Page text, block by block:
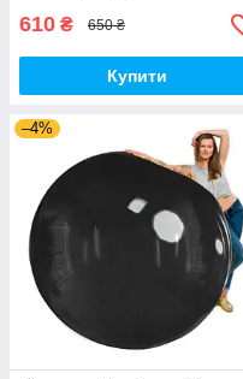
610 ₴ 650 ₴
Купити
–4%